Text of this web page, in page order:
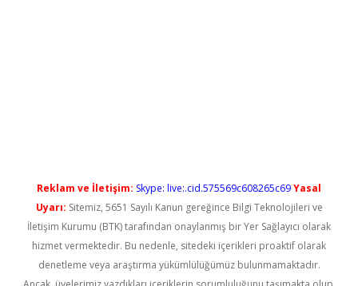
Reklam ve İletişim: Skype: live:.cid.575569c608265c69Yasal
Uyarı: Sitemiz, 5651 Sayılı Kanun gereğince Bilgi Teknolojileri ve
İletişim Kurumu (BTK) tarafından onaylanmış bir Yer Sağlayıcı olarak
hizmet vermektedir. Bu nedenle, sitedeki içerikleri proaktif olarak
denetleme veya araştırma yükümlülüğümüz bulunmamaktadır.